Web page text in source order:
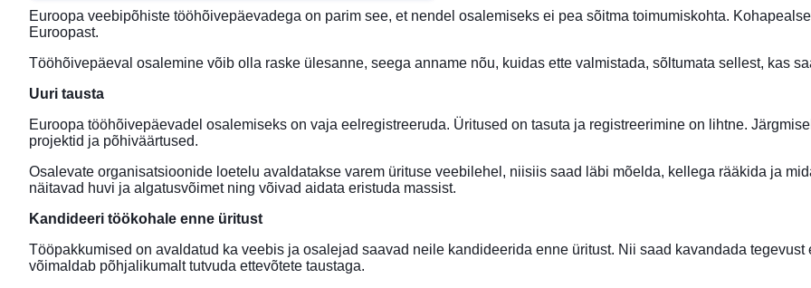
Euroopa veebipõhiste tööhõivepäevadega on parim see, et nendel osalemiseks ei pea sõitma toimumiskohta.
Euroopast.
Tööhõivepäeval osalemine võib olla raske ülesanne, seega anname nõu, kuidas ette valmistada, sõltumata sellest, kas
Uuri tausta
Euroopa tööhõivepäevadel osalemiseks on vaja eelregistreeruda. Üritused on tasuta ja registreerimine on lihtne.
projektid ja põhiväärtused.
Osalevate organisatsioonide loetelu avaldatakse varem ürituse veebilehel, niisiis saad läbi mõelda, kellega rääkida ja
näitavad huvi ja algatusvõimet ning võivad aidata eristuda massist.
Kandideeri töökohale enne üritust
Tööpakkumised on avaldatud ka veebis ja osalejad saavad neile kandideerida enne üritust. Nii saad kavandada
võimaldab põhjalikumalt tutvuda ettevõtete taustaga.